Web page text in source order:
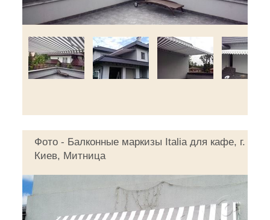
Фото - Балконные маркизы Italia для кафе, г.
Киев, Митница